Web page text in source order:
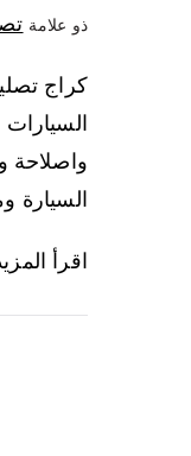
ذو علامة
كراج
واصلاحة
السيارة
اقرأ